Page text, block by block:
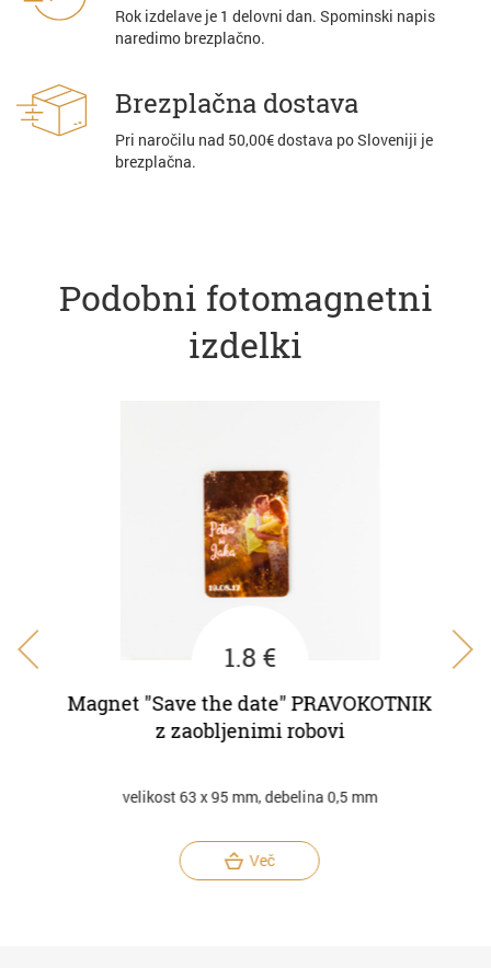
Rok izdelave je 1 delovni dan. Spominski napis
naredimo brezplačno.
Brezplačna dostava
Pri naročilu nad 50,00€ dostava po Sloveniji je
brezplačna.
Podobni fotomagnetni
izdelki
1.8 €
Magnet "Save the date" PRAVOKOTNIK
z zaobljenimi robovi
velikost 63 x 95 mm, debelina 0,5 mm
Več